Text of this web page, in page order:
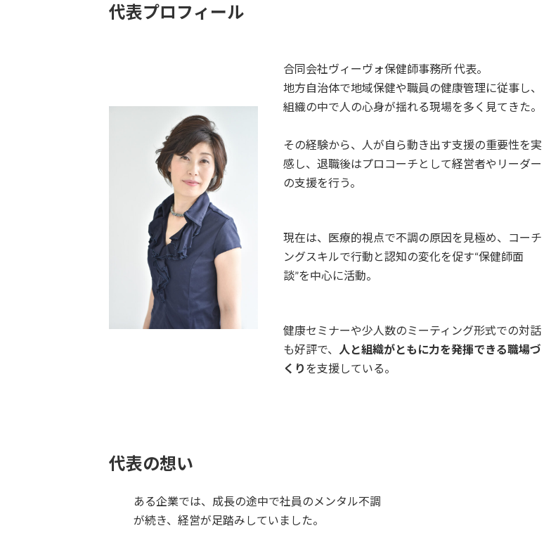
代表プロフィール
合同会社ヴィーヴォ保健師事務所 代表。
地方自治体で地域保健や職員の健康管理に従事し、
組織の中で人の心身が揺れる現場を多く見てきた。
その経験から、人が自ら動き出す支援の重要性を実
感し、退職後はプロコーチとして経営者やリーダー
の支援を行う。
現在は、医療的視点で不調の原因を見極め、コーチ
ングスキルで行動と認知の変化を促す“保健師面
談”を中心に活動。
健康セミナーや少人数のミーティング形式での対話
も好評で、 人と組織がともに力を発揮できる職場づ
くり を支援している。
代表の想い
ある企業では、成長の途中で社員のメンタル不調
が続き、経営が足踏みしていました。